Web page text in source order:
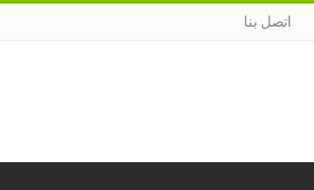
اتصل بنا